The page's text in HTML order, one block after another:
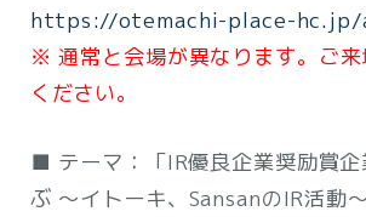
https://otemachi-place-hc.jp/
※ 通常と会場が異なります。ご
ください。
■ テーマ：「IR優良企業奨励賞
ぶ ～イトーキ、SansanのIR活動～